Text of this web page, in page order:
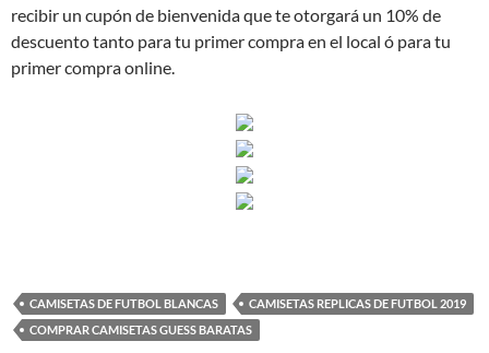
recibir un cupón de bienvenida que te otorgará un 10% de
descuento tanto para tu primer compra en el local ó para tu
primer compra online.
CAMISETAS DE FUTBOL BLANCAS
CAMISETAS REPLICAS DE FUTBOL 2019
COMPRAR CAMISETAS GUESS BARATAS